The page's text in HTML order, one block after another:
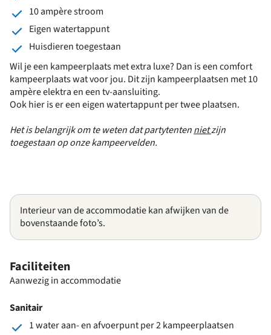
10 ampère stroom
Eigen watertappunt
Huisdieren toegestaan
Wil je een kampeerplaats met extra luxe? Dan is een comfort
kampeerplaats wat voor jou. Dit zijn kampeerplaatsen met 10
ampère elektra en een tv-aansluiting.
Ook hier is er een eigen watertappunt per twee plaatsen.
Het is belangrijk om te weten dat partytentennietzijn
toegestaan op onze kampeervelden.
Interieur van de accommodatie kan afwijken van de
bovenstaande foto’s.
Faciliteiten
Aanwezig in accommodatie
Sanitair
1 water aan- en afvoerpunt per 2 kampeerplaatsen